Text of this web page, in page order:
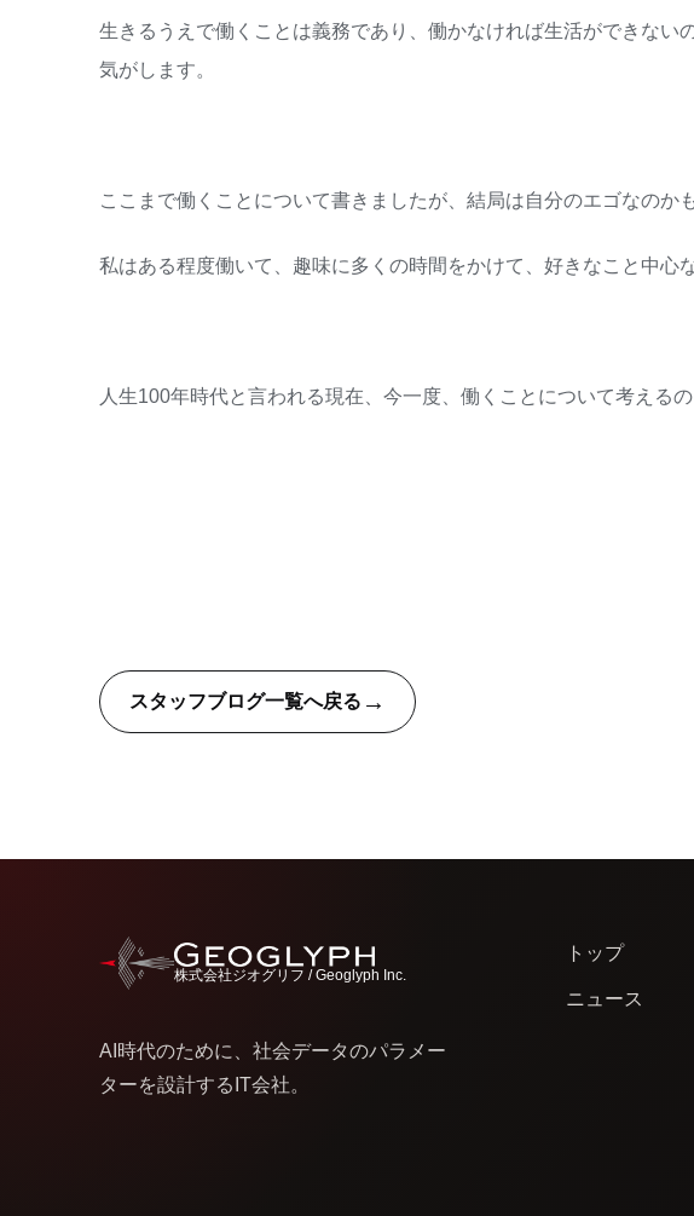
生きるうえで働くことは義務であり、働かなければ生活ができな
気がします。
ここまで働くことについて書きましたが、結局は自分のエゴなのか
私はある程度働いて、趣味に多くの時間をかけて、好きなこと中心
人生100年時代と言われる現在、今一度、働くことについて考える
スタッフブログ一覧へ戻る →
株式会社ジオグリフ / Geoglyph Inc.
AI時代のために、社会データのパラメー
ターを設計するIT会社。
トップ
ニュース